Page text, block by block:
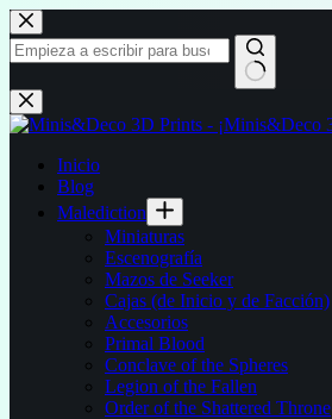
Saltar
al
contenido
Sin
resultados
Inicio
Blog
Malediction
Miniaturas
Escenografía
Mazos de Seeker
Cajas (de Inicio y de Facción)
Accesorios
Primal Blood
Conclave of the Spheres
Legion of the Fallen
Order of the Shattered Throne